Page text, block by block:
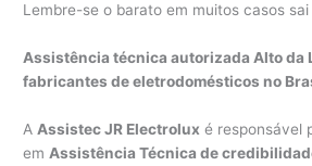
Lembre-se o barato em muitos casos
Assistência técnica autorizada Alto da
fabricantes de eletrodomésticos no
A Assistec JR Electrolux é responsável
em Assistência Técnica de